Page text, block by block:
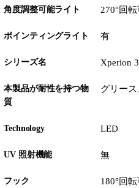
角度調整可能ライト 270°回
ポインティングライト 有
シリーズ名 Xperion
本製品が耐性を持つ物
質
グリー
Technology LED
UV 照射機能 無
フック 180°回